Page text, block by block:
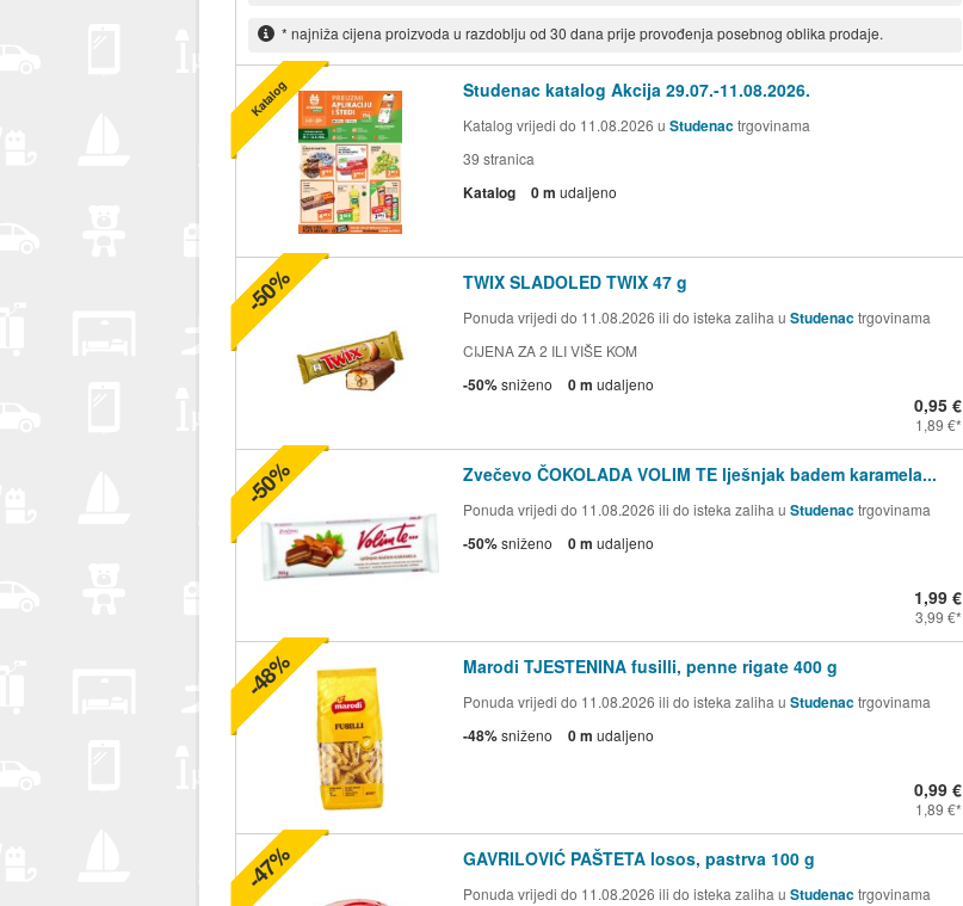
* najniža cijena proizvoda u razdoblju od 30 dana prije provođenja posebnog oblika prodaje.
Studenac katalog Akcija 29.07.-11.08.2026.
Katalog vrijedi do 11.08.2026 u Studenactrgovinama
39 stranica
Katalog 0 m udaljeno
Katalog
TWIX SLADOLED TWIX 47 g
Ponuda vrijedi do 11.08.2026 ili do isteka zaliha u Studenactrgovinama
CIJENA ZA 2 ILI VIŠE KOM
-50%sniženo 0 m udaljeno
0,95 €
1,89 €
-50%
Zvečevo ČOKOLADA VOLIM TE lješnjak badem karamela...
Ponuda vrijedi do 11.08.2026 ili do isteka zaliha u Studenactrgovinama
-50%sniženo 0 m udaljeno
1,99 €
3,99 €
-50%
Marodi TJESTENINA fusilli, penne rigate 400 g
Ponuda vrijedi do 11.08.2026 ili do isteka zaliha u Studenactrgovinama
-48%sniženo 0 m udaljeno
0,99 €
1,89 €
-48%
GAVRILOVIĆ PAŠTETA losos, pastrva 100 g
Ponuda vrijedi do 11.08.2026 ili do isteka zaliha u Studenactrgovinama
-47%